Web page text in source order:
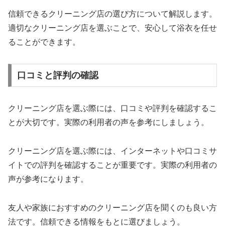
信頼できるクリーニング店の選び方について解説します。
適切なクリーニング店を選ぶことで、安心して浴衣を任せ
ることができます。
口コミと評判の確認
クリーニング店を選ぶ際には、口コミや評判を確認するこ
とが大切です。実際の利用者の声を参考にしましょう。
クリーニング店を選ぶ際には、インターネットや口コミサ
イトでの評判を確認することが重要です。実際の利用者の
声が参考になります。
友人や家族におすすめのクリーニング店を聞くのも良い方
法です。信頼できる情報をもとに選びましょう。